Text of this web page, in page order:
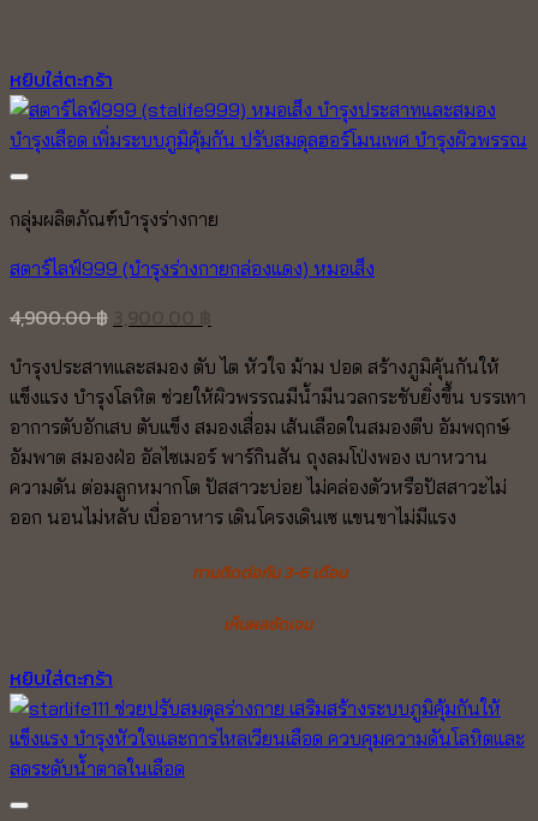
หยิบใส่ตะกร้า
กลุ่มผลิตภัณฑ์บำรุงร่างกาย
สตาร์ไลฟ์999 (บำรุงร่างกายกล่องแดง) หมอเส็ง
4,900.00฿
was:
4,900.00 ฿.
is:
3,900.00 ฿.
บำรุงประสาทและสมอง ตับ ไต หัวใจ ม้าม ปอด สร้างภูมิคุ้นกันให้
แข็งแรง บำรุงโลหิต ช่วยให้ผิวพรรณมีน้ำมีนวลกระชับยิ่งขึ้น บรรเทา
อาการตับอักเสบ ตับแข็ง สมองเสื่อม เส้นเลือดในสมองตีบ อัมพฤกษ์
อัมพาต สมองฝ่อ อัลไซเมอร์ พาร์กินสัน ถุงลมโป่งพอง เบาหวาน
ความดัน ต่อมลูกหมากโต ปัสสาวะบ่อย ไม่คล่องตัวหรือปัสสาวะไม่
ออก นอนไม่หลับ เบื่ออาหาร เดินโครงเดินเซ แขนขาไม่มีแรง
ทานติดต่อกัน 3-6 เดือน
เห็นผลชัดเจน
หยิบใส่ตะกร้า